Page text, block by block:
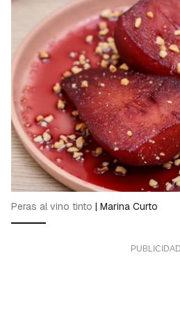
Peras al vino tinto | Marina Curto